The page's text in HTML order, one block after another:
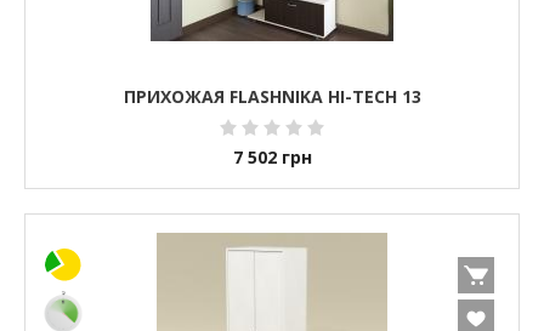
ПРИХОЖАЯ FLASHNIKA HI-TECH 13
7 502 грн